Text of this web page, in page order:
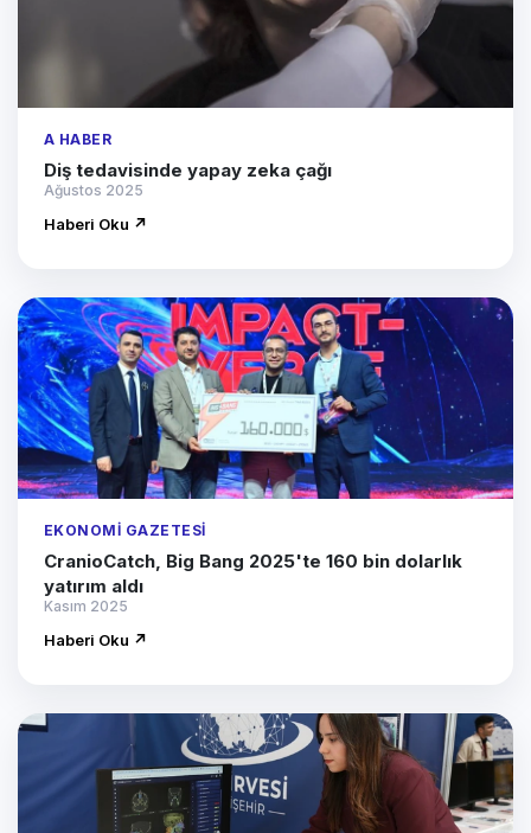
A HABER
Diş tedavisinde yapay zeka çağı
Ağustos 2025
Haberi Oku ↗
EKONOMI GAZETESI
CranioCatch, Big Bang 2025'te 160 bin dolarlık
yatırım aldı
Kasım 2025
Haberi Oku ↗